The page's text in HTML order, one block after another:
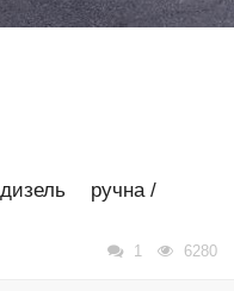
ручна /
1 6280